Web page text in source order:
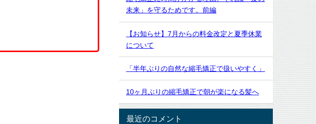
未来」を守るためです。前編
【お知らせ】7月からの料金改定と夏季休業
について
「半年ぶりの自然な縮毛矯正で扱いやすく」
10ヶ月ぶりの縮毛矯正で朝が楽になる髪へ
最近のコメント